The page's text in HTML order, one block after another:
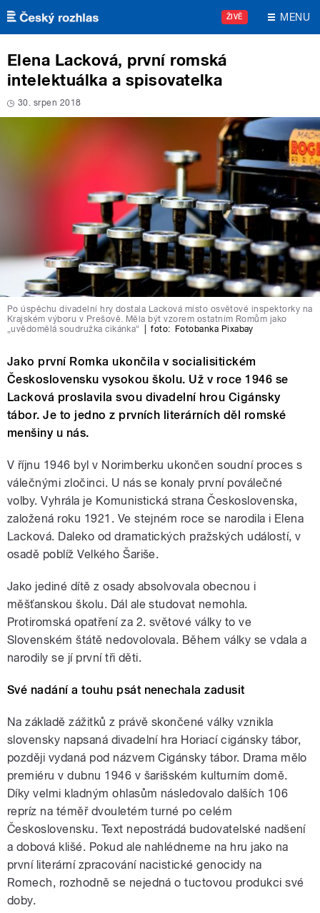
Přejít k hlavnímu obsahu
ŽIVĚ MENU
Elena Lacková, první romská
intelektuálka a spisovatelka
30. srpen 2018
Po úspěchu divadelní hry dostala Lacková místo osvětové inspektorky na
Krajském výboru v Prešově. Měla být vzorem ostatním Romům jako
„uvědomělá soudružka cikánka“
foto: Fotobanka Pixabay
Jako první Romka ukončila v socialisitickém
Československu vysokou školu. Už v roce 1946 se
Lacková proslavila svou divadelní hrou Cigánsky
tábor. Je to jedno z prvních literárních děl romské
menšiny u nás.
V říjnu 1946 byl v Norimberku ukončen soudní proces s
válečnými zločinci. U nás se konaly první poválečné
volby. Vyhrála je Komunistická strana Československa,
založená roku 1921. Ve stejném roce se narodila i Elena
Lacková. Daleko od dramatických pražských událostí, v
osadě poblíž Velkého Šariše.
Jako jediné dítě z osady absolvovala obecnou i
měšťanskou školu. Dál ale studovat nemohla.
Protiromská opatření za 2. světové války to ve
Slovenském štátě nedovolovala. Během války se vdala a
narodily se jí první tři děti.
Své nadání a touhu psát nenechala zadusit
Na základě zážitků z právě skončené války vznikla
slovensky napsaná divadelní hra Horiací cigánsky tábor,
později vydaná pod názvem Cigánsky tábor. Drama mělo
premiéru v dubnu 1946 v šarišském kulturním domě.
Díky velmi kladným ohlasům následovalo dalších 106
repríz na téměř dvouletém turné po celém
Československu. Text nepostrádá budovatelské nadšení
a dobová klišé. Pokud ale nahlédneme na hru jako na
první literární zpracování nacistické genocidy na
Romech, rozhodně se nejedná o tuctovou produkci své
doby.